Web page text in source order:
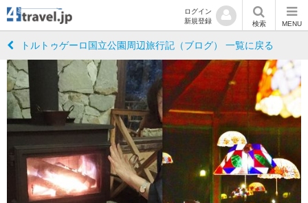
ログイン
新規登録
検索 MENU
トルトゥゲーロ国立公園周辺旅行記（ブログ） 一覧に戻る